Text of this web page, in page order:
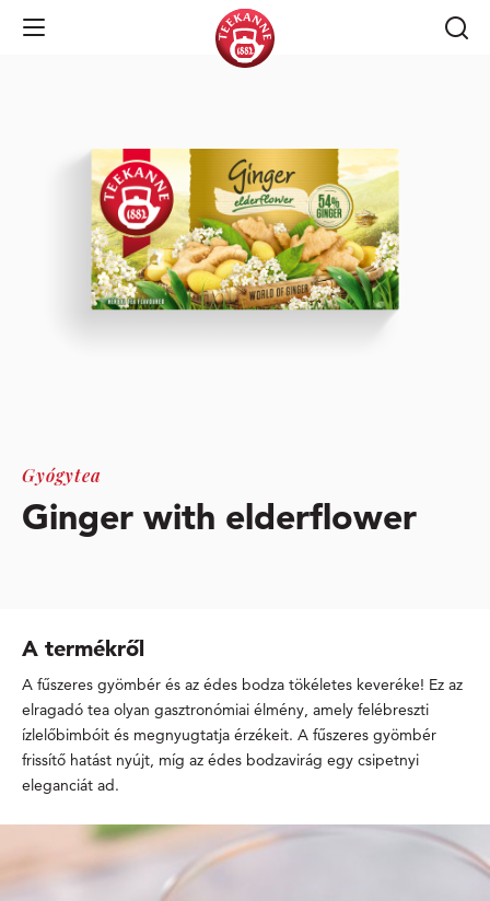
Open Navigation
Gyógytea
Ginger with elderflower
A termékről
A fűszeres gyömbér és az édes bodza tökéletes keveréke! Ez az
elragadó tea olyan gasztronómiai élmény, amely felébreszti
ízlelőbimbóit és megnyugtatja érzékeit. A fűszeres gyömbér
frissítő hatást nyújt, míg az édes bodzavirág egy csipetnyi
eleganciát ad.